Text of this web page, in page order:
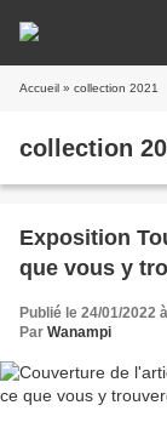
Accueil » collection 2021
collection
Exposition
que vous y
Publié le 24/01/2022
Par Wanampi